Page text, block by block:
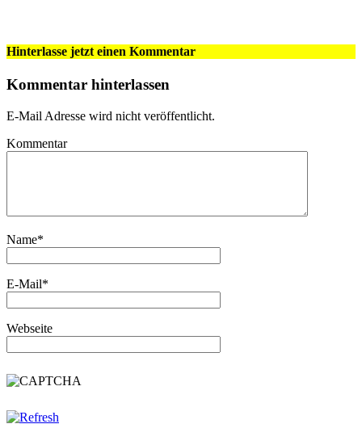
Hinterlasse jetzt einen Kommentar
Kommentar hinterlassen
E-Mail Adresse wird nicht veröffentlicht.
Kommentar
Name*
E-Mail*
Webseite